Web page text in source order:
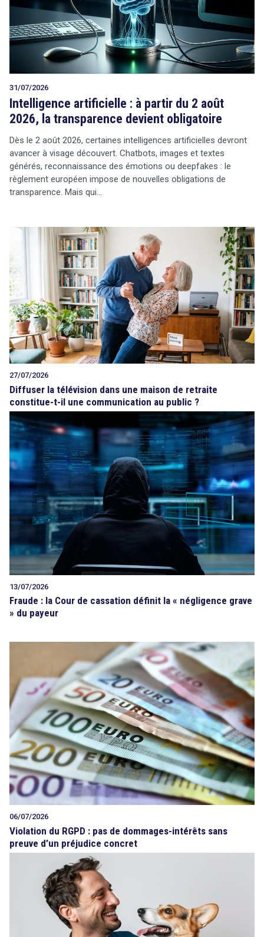
Tout sur le droit de l'innovation
Rechercher
CONTACT
27/07/2026
Diffuser la télévision dans une maison de retraite
constitue-t-il une communication au public ?
13/07/2026
Fraude : la Cour de cassation définit la « négligence grave
» du payeur
31/07/2026
Intelligence artificielle : à partir du 2 août
2026, la transparence devient obligatoire
Dès le 2 août 2026, certaines intelligences artificielles devront
avancer à visage découvert. Chatbots, images et textes
générés, reconnaissance des émotions ou deepfakes : le
règlement européen impose de nouvelles obligations de
transparence. Mais qui…
06/07/2026
Violation du RGPD : pas de dommages-intérêts sans
preuve d’un préjudice concret